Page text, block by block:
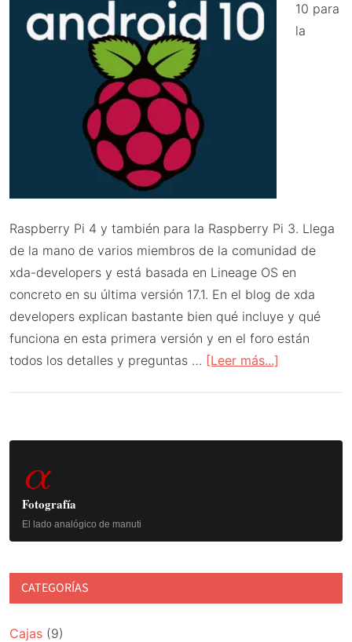
10 para
la
Raspberry Pi 4 y también para la Raspberry Pi 3. Llega
de la mano de varios miembros de la comunidad de
xda-developers y está basada en Lineage OS en
concreto en su última versión 17.1. En el blog de xda
developers explican bastante bien qué incluye y qué
funciona en esta primera versión y en el foro están
todos los detalles y preguntas … [Leer más...]
Barra
lateral
principal
α
Fotografía
El lado analógico de manuti
CATEGORÍAS
Cajas (9)